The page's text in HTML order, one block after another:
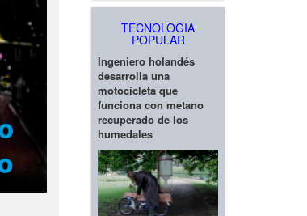
TECNOLOGIA
POPULAR
Ingeniero holandés
desarrolla una
motocicleta que
funciona con metano
recuperado de los
humedales